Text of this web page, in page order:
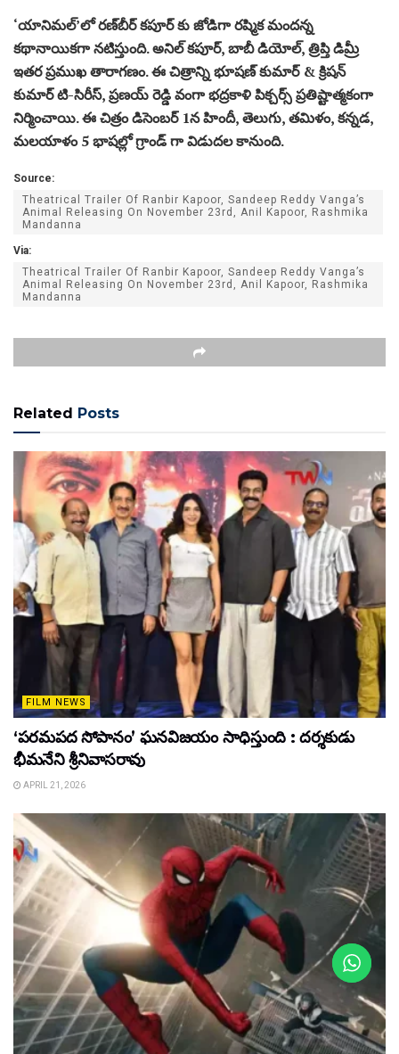
‘యానిమల్’లో ర‌ణ్‌బీర్ క‌పూర్ కు జోడిగా ర‌ష్మిక మంద‌న్న
క‌థానాయిక‌గా న‌టిస్తుంది. అనిల్ కపూర్, బాబీ డియోల్, త్రిప్తి డిమ్రీ
ఇతర ప్రముఖ తారాగణం. ఈ చిత్రాన్ని భూషణ్ కుమార్ & క్రిషన్
కుమార్ టి-సిరీస్, ప్రణయ్ రెడ్డి వంగా భద్రకాళి పిక్చర్స్ ప్రతిష్టాత్మకంగా
నిర్మించాయి. ఈ చిత్రం డిసెంబర్ 1న హిందీ, తెలుగు, తమిళం, కన్నడ,
మలయాళం 5 భాషల్లో గ్రాండ్ గా విడుదల కానుంది.
Source:
Theatrical Trailer Of Ranbir Kapoor, Sandeep Reddy Vanga’s
Animal Releasing On November 23rd, Anil Kapoor, Rashmika
Mandanna
Via:
Theatrical Trailer Of Ranbir Kapoor, Sandeep Reddy Vanga’s
Animal Releasing On November 23rd, Anil Kapoor, Rashmika
Mandanna
Related Posts
FILM NEWS
‘పరమపద సోపానం’ ఘనవిజయం సాధిస్తుంది : దర్శకుడు
భీమనేని శ్రీనివాసరావు
APRIL 21, 2026